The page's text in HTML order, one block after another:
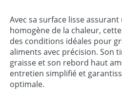
Avec sa surface lisse
homogène de la chaleur,
des conditions idéales pour
aliments avec précision. Son
graisse et son rebord haut
entretien simplifié et
optimale.